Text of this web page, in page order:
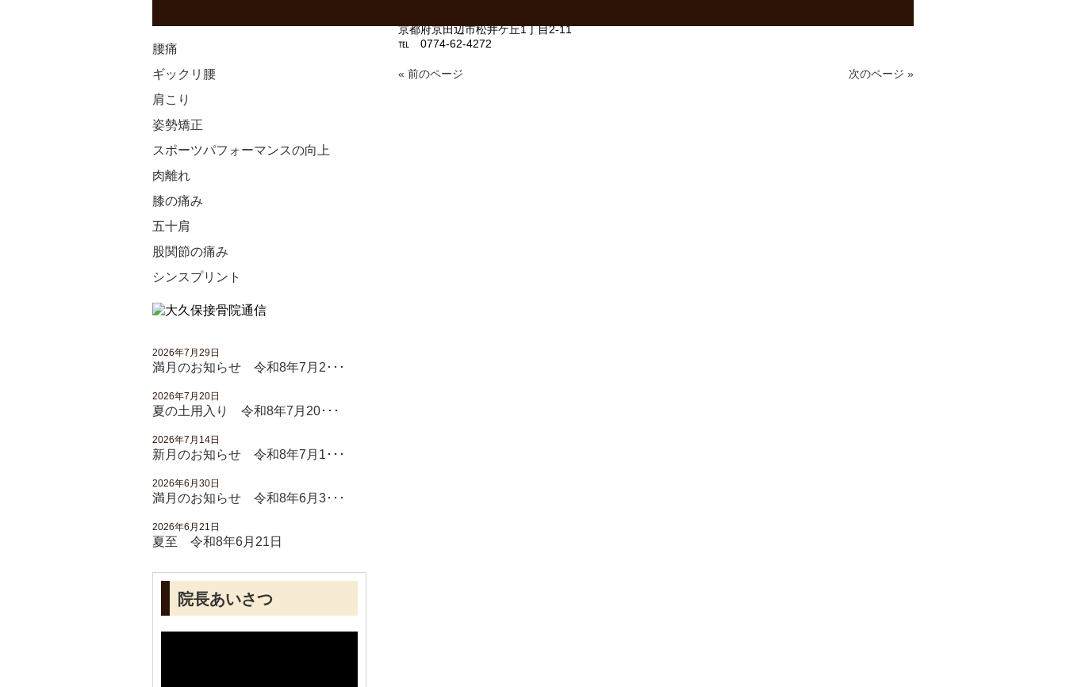
京都府京田辺市松井ケ丘1丁目2-11
℡ 0774-62-4272
« 前のページ 次のページ »
腰痛
ギックリ腰
肩こり
姿勢矯正
スポーツパフォーマンスの向上
肉離れ
膝の痛み
五十肩
股関節の痛み
シンスプリント
2026年7月29日
満月のお知らせ 令和8年7月2･･･
2026年7月20日
夏の土用入り 令和8年7月20･･･
2026年7月14日
新月のお知らせ 令和8年7月1･･･
2026年6月30日
満月のお知らせ 令和8年6月3･･･
2026年6月21日
夏至 令和8年6月21日
院長あいさつ